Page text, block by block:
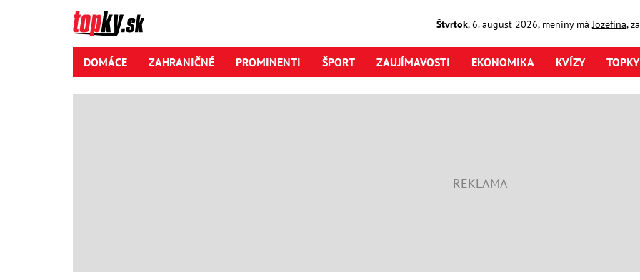
Štvrtok,6. august2026, meniny má Jozefína,
DOMÁCE ZAHRANIČNÉ PROMINENTI ŠPORT ZAUJÍMAVOSTI EKONOMIKA KVÍZY